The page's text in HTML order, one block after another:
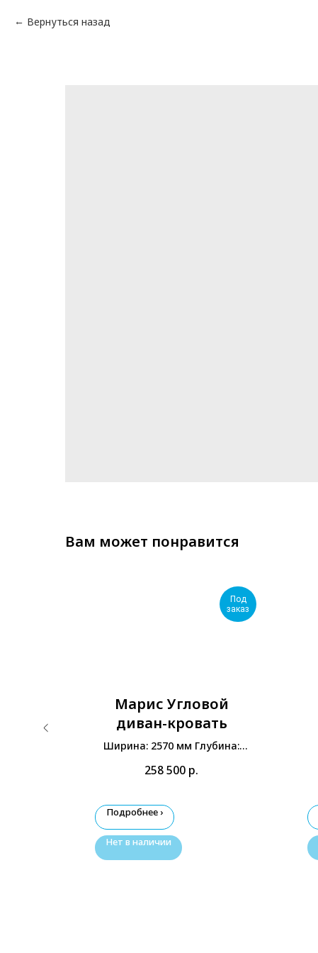
Вернуться назад
Вам может понравится
Под
заказ
Марис Угловой
диван-кровать
Ширина: 2570 мм Глубина:
258 500 р.
Подробнее ›
Нет в наличии